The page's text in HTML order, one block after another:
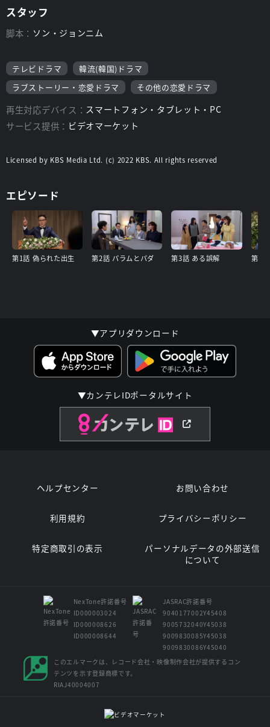
スタッフ
脚本： ソン・ジョンニム
テレビドラマ
韓流(韓国)ドラマ
ラブストーリー・恋愛ドラマ
その他の恋愛ドラマ
再生対応デバイス： スマートフォン・タブレット・PC
サービス提供： ビデオマーケット
Licensed by KBS Media Ltd. (c) 2022 KBS. All rights reserved
エピソード
第1話 偽られた出生 第2話 パラムとパダ 第3話 ある誤解 第4
▼アプリダウンロード
▼カンテレIDポータルサイト
ヘルプセンター お問い合わせ
利用規約 プライバシーポリシー
特定商取引の表示
パーソナルデータの外部送信
について
NexTone許諾番号
ID000003024
ID000008626
ID000008644
JASRAC許諾番号
9040177002Y45408
9005732040Y45038
9009830085Y45038
9009830086Y45040
このエルマークは、レコード会社・映像制作会社が提供するコン
テンツを示す登録商標です。
RIAJ40004007